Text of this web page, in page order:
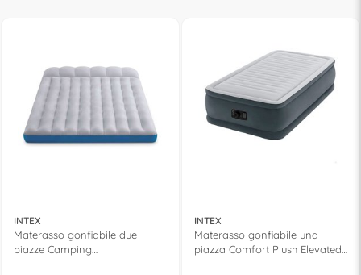
INTEX
Materasso gonfiabile due
piazze Camping
INTEX
Materasso gonfiabile una
piazza Comfort Plush Elevated